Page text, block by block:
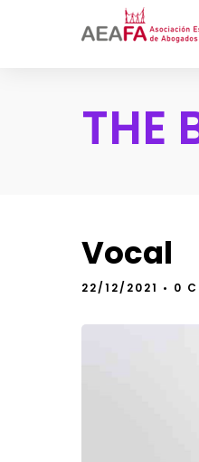
THE
Vocal
22/12/2021 • 0